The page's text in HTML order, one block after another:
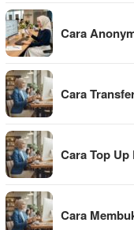
Cara
Cara
Cara Top
Cara